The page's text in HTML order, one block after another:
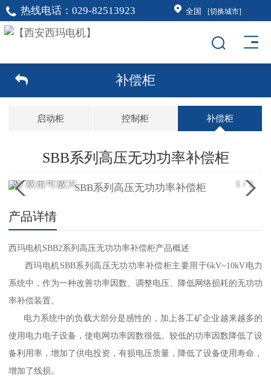
热线电话： 029-82513923 全国 [切换城市]
补偿柜
启动柜 控制柜 补偿柜
SBB系列高压无功功率补偿柜
1 /1
双击可放大
产品详情
西玛电机SBB2系列高压无功功率补偿柜产品概述
西玛电机SBB系列高压无功功率补偿柜主要用于6kV~10kV电力
系统中，作为一种改善功率因数、调整电压、降低网络损耗的无功功
率补偿装置。
电力系统中的负载大部分是感性的，加上各工矿企业越来越多的
使用电力电子设备，使电网功率因数很低。较低的功率因数降低了设
备利用率，增加了供电投资，有损电压质量，降低了设备使用寿命，
增加了线损。